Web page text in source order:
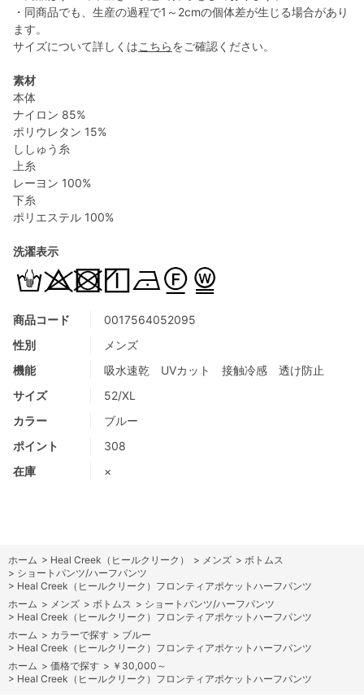
商品コード
0017564052095
性別
メンズ
機能
吸水速乾 UVカット 接触冷感 透け防止
サイズ
52/XL
カラー
ブルー
ポイント
308
在庫
×
・同商品でも、生産の過程で1～2cmの個体差が生じる場合があり
ます。
サイズについて詳しくはこちらをご確認ください。
素材
本体
ナイロン 85%
ポリウレタン 15%
ししゅう糸
上糸
レーヨン 100%
下糸
ポリエステル 100%
洗濯表示
ホーム > Heal Creek（ヒールクリーク） > メンズ > ボトムス
> ショートパンツ/ハーフパンツ
> Heal Creek（ヒールクリーク）フロンティアポケットハーフパンツ
ホーム > メンズ > ボトムス > ショートパンツ/ハーフパンツ
> Heal Creek（ヒールクリーク）フロンティアポケットハーフパンツ
ホーム > カラーで探す > ブルー
> Heal Creek（ヒールクリーク）フロンティアポケットハーフパンツ
ホーム > 価格で探す > ￥30,000～
> Heal Creek（ヒールクリーク）フロンティアポケットハーフパンツ